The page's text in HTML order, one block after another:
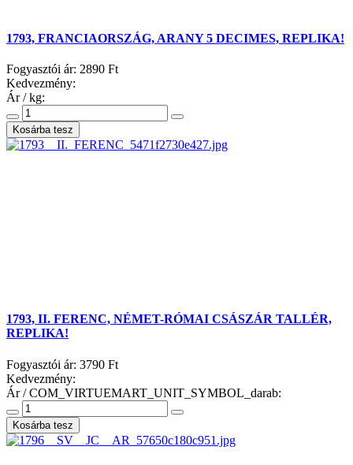
1793, FRANCIAORSZÁG, ARANY 5 DECIMES, REPLIKA!
Fogyasztói ár: 2890 Ft
Kedvezmény:
Ár / kg:
1793, II. FERENC, NÉMET-RÓMAI CSÁSZÁR TALLÉR,
REPLIKA!
Fogyasztói ár: 3790 Ft
Kedvezmény:
Ár / COM_VIRTUEMART_UNIT_SYMBOL_darab: